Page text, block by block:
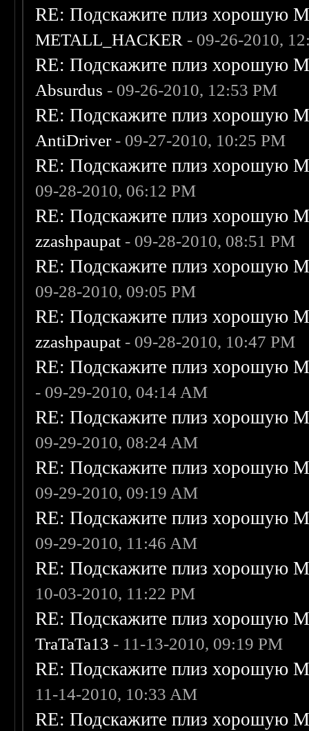
RE: Подскажите плиз хорошую
METALL_HACKER - 09-26-2010,
RE: Подскажите плиз хорошую
Absurdus - 09-26-2010, 12:53 PM
RE: Подскажите плиз хорошую
AntiDriver- 09-27-2010, 10:25 PM
RE: Подскажите плиз хорошую
09-28-2010, 06:12 PM
RE: Подскажите плиз хорошую
zzashpaupat - 09-28-2010, 08:51 PM
RE: Подскажите плиз хорошую
09-28-2010, 09:05 PM
RE: Подскажите плиз хорошую
zzashpaupat - 09-28-2010, 10:47 PM
RE: Подскажите плиз хорошую
- 09-29-2010, 04:14 AM
RE: Подскажите плиз хорошую
09-29-2010, 08:24 AM
RE: Подскажите плиз хорошую
09-29-2010, 09:19 AM
RE: Подскажите плиз хорошую
09-29-2010, 11:46 AM
RE: Подскажите плиз хорошую
10-03-2010, 11:22 PM
RE: Подскажите плиз хорошую
TraTaTa13 - 11-13-2010, 09:19 PM
RE: Подскажите плиз хорошую
11-14-2010, 10:33 AM
RE: Подскажите плиз хорошую